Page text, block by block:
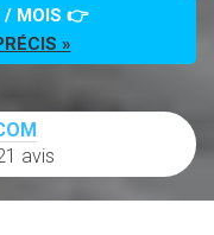
/ MOIS 👉
»
avis